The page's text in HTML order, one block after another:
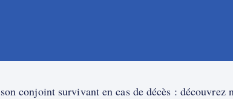
conjoint survivant en cas de décès :